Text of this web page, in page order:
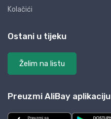
Kolačići
Ostani u tijeku
Želim na listu
Preuzmi AliBay aplikaciju